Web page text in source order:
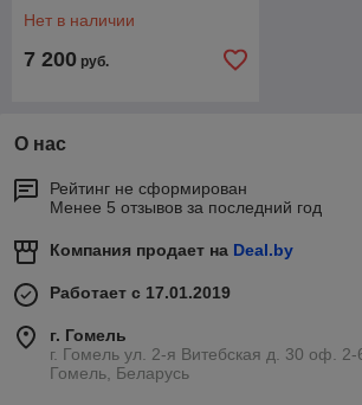
Нет в наличии
7 200 руб.
О нас
Рейтинг не сформирован
Менее 5 отзывов за последний год
Компания продает на Deal.by
Работает с 17.01.2019
г. Гомель
г. Гомель ул. 2-я Витебская д. 30 оф.
Гомель, Беларусь